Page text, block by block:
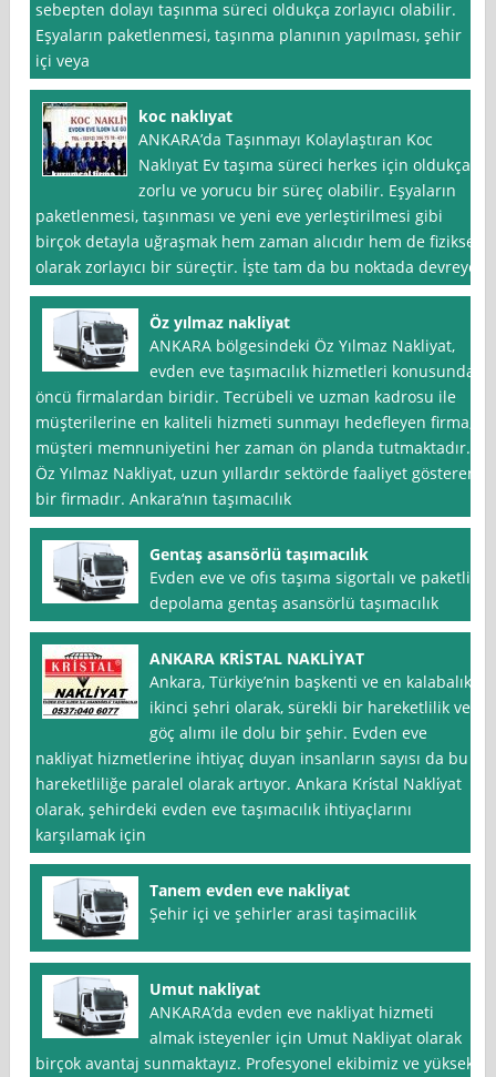
sebepten dolayı taşınma süreci oldukça zorlayıcı olabilir.
Eşyaların paketlenmesi, taşınma planının yapılması, şehir
içi veya
koc naklıyat
ANKARA’da Taşınmayı Kolaylaştıran Koc
Naklıyat Ev taşıma süreci herkes için oldukça
zorlu ve yorucu bir süreç olabilir. Eşyaların
paketlenmesi, taşınması ve yeni eve yerleştirilmesi gibi
birçok detayla uğraşmak hem zaman alıcıdır hem de fiziksel
olarak zorlayıcı bir süreçtir. İşte tam da bu noktada devreye
Öz yılmaz nakliyat
ANKARA bölgesindeki Öz Yılmaz Nakliyat,
evden eve taşımacılık hizmetleri konusunda
öncü firmalardan biridir. Tecrübeli ve uzman kadrosu ile
müşterilerine en kaliteli hizmeti sunmayı hedefleyen firma,
müşteri memnuniyetini her zaman ön planda tutmaktadır.
Öz Yılmaz Nakliyat, uzun yıllardır sektörde faaliyet gösteren
bir firmadır. Ankara‘nın taşımacılık
Gentaş asansörlü taşımacılık
Evden eve ve ofıs taşıma sigortalı ve paketli
depolama gentaş asansörlü taşımacılık
ANKARA KRİSTAL NAKLİYAT
Ankara, Türkiye’nin başkenti ve en kalabalık
ikinci şehri olarak, sürekli bir hareketlilik ve
göç alımı ile dolu bir şehir. Evden eve
nakliyat hizmetlerine ihtiyaç duyan insanların sayısı da bu
hareketliliğe paralel olarak artıyor. Ankara Kri̇stal Nakli̇yat
olarak, şehirdeki evden eve taşımacılık ihtiyaçlarını
karşılamak için
Tanem evden eve nakliyat
Şehir içi ve şehirler arasi taşimacilik
Umut nakliyat
ANKARA’da evden eve nakliyat hizmeti
almak isteyenler için Umut Nakliyat olarak
birçok avantaj sunmaktayız. Profesyonel ekibimiz ve yüksek